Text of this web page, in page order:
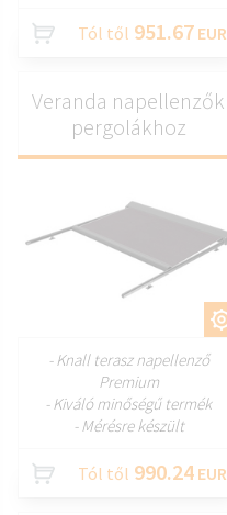
Tól től 951.67 EUR
Veranda napellenzők
pergolákhoz
- Knall terasz napellenző
Premium
- Kiváló minőségű termék
- Mérésre készült
Tól től 990.24 EUR